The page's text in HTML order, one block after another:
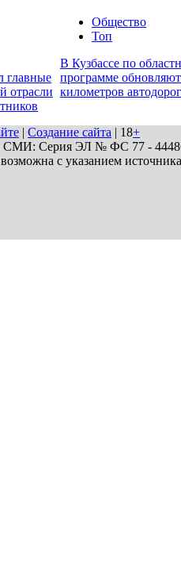
главные
отрасли
Общество
Топ
В Кузбассе по
программе
километров автодорог
| Создание сайта | 18+
СМИ: Серия ЭЛ № ФС 77 - 44486
с указанием